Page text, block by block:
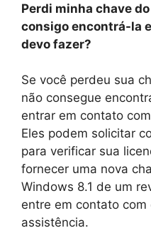
Perdi minha chave
consigo encontrá-la
devo fazer?
Se você perdeu sua
não consegue
entrar em contato
Eles podem solicitar
para verificar sua
fornecer uma nova
Windows 8.1 de um
entre em contato
assistência.